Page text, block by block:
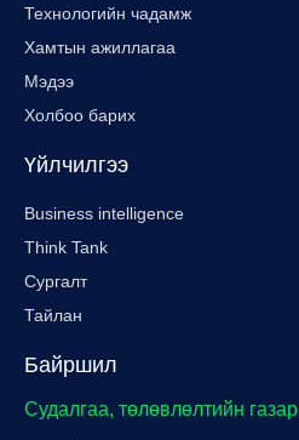
Технологийн чадамж
Хамтын ажиллагаа
Мэдээ
Холбоо барих
Үйлчилгээ
Business intelligence
Think Tank
Сургалт
Тайлан
Байршил
Судалгаа, төлөвлөлтийн газар